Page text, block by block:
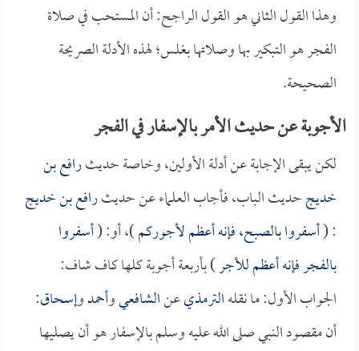
وهذا القول الثاني هو القول الراجح: أن المستحب في صلاة
الفجر هو التبكير بها وصلاتها بغلس؛ لهذه الأدلة الصريحة
الصحيحة.
الأجوبة عن حديث الأمر بالإسفار في الفجر
لكن يبقى الإجابة عن أدلة الأولين، وخاصة حديثرافع بن
خديجحديث الباب، فأجاب العلماء عن حديثرافع بن خديج
: (أسفروا بالصبح، فإنه أعظم لأجوركم)، أو: (أسفروا
بالفجر فإنه أعظم للأجر) بأربعة أجوبة كلها كاف شاف:
الجواب الأول: ما نقلهالترمذيعنالشافعيوأحمدوإسحاق:
أن مقصود النبي صلى الله عليه وسلم بالإسفار هو أن يصليها